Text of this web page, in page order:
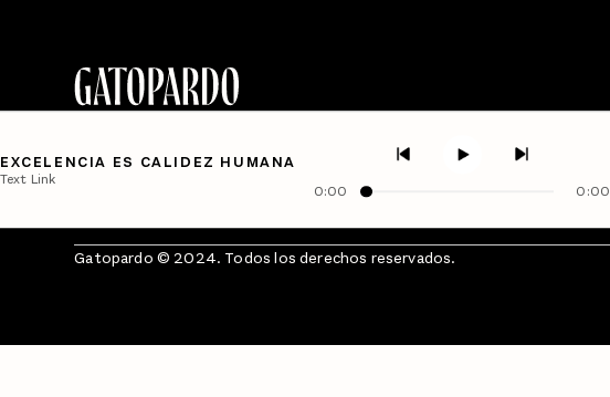
EXCELENCIA ES CALIDEZ HUMANA
Text Link
0:00 0:00
Gatopardo © 2024. Todos los derechos reservados.